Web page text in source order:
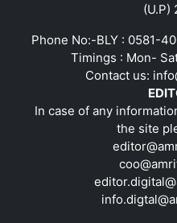
(U.P)
Phone No:-BLY : 0581-
Timings : Mon-
Contact us:
In case of any
the site